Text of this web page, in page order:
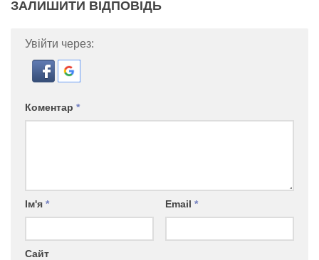
ЗАЛИШИТИ ВІДПОВІДЬ
Увійти через:
Коментар *
Ім'я * Email *
Сайт